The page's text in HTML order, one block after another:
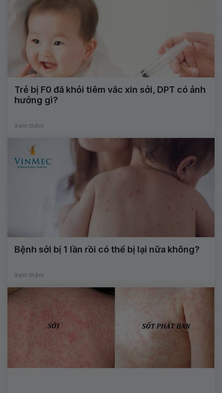
Trẻ bị F0 đã khỏi tiêm vắc xin sởi, DPT có ảnh
hưởng gì?
Xem thêm
Bệnh sởi bị 1 lần rồi có thể bị lại nữa không?
Xem thêm